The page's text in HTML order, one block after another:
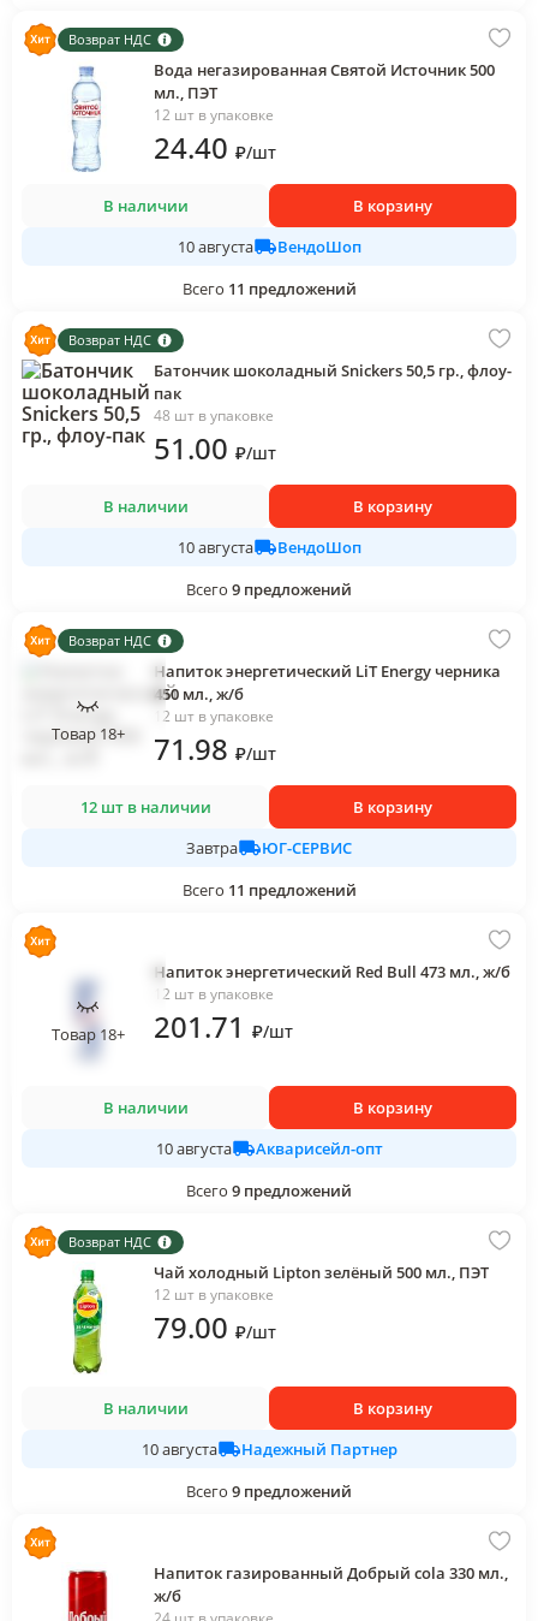
Возврат НДС
Вода негазированная Святой Источник 500
мл., ПЭТ
12 шт в упаковке
24.40 ₽/шт
В наличии
В корзину
10 августа
ВендоШоп
Всего 11 предложений
Возврат НДС
Батончик шоколадный Snickers 50,5 гр., флоу-
пак
48 шт в упаковке
51.00 ₽/шт
В наличии
В корзину
10 августа
ВендоШоп
Всего 9 предложений
Возврат НДС
Товар 18+
Напиток энергетический LiT Energy черника
450 мл., ж/б
12 шт в упаковке
71.98 ₽/шт
12 шт в наличии
В корзину
Завтра
ЮГ-СЕРВИС
Всего 11 предложений
Товар 18+
Напиток энергетический Red Bull 473 мл., ж/б
12 шт в упаковке
201.71 ₽/шт
В наличии
В корзину
10 августа
Акварисейл-опт
Всего 9 предложений
Возврат НДС
Чай холодный Lipton зелёный 500 мл., ПЭТ
12 шт в упаковке
79.00 ₽/шт
В наличии
В корзину
10 августа
Надежный Партнер
Всего 9 предложений
Напиток газированный Добрый cola 330 мл.,
ж/б